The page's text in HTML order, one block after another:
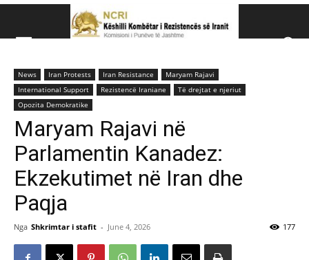
Këshillit Kombëtar të Rezistencës së Iranit (NCRI)
News Iran Protests Iran Resistance
Maryam Rajavi
International Support
Rezistencë Iraniane
Të drejtat e njeriut
Opozita Demokratike
Maryam Rajavi në
Parlamentin Kanadez:
Ekzekutimet në Iran dhe
Paqja
Nga Shkrimtar i stafit - June 4, 2026 177